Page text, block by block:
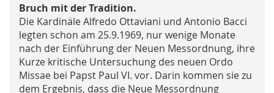
gallery
Bruch mit der Tradition.
Die Kardinäle Alfredo Ottaviani und Antonio Bacci
legten schon am 25.9.1969, nur wenige Monate
nach der Einführung der Neuen Messordnung, ihre
Kurze kritische Untersuchung des neuen Ordo
Missae bei Papst Paul VI. vor. Darin kommen sie zu
dem Ergebnis, dass die Neue Messordnung